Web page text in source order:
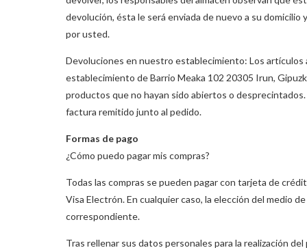
devolución, ésta le será enviada de nuevo a su
por usted.
Devoluciones en nuestro establecimiento: Los
establecimiento de Barrio Meaka 102 20305 Irun,
productos que no hayan sido abiertos o
factura remitido junto al pedido.
Formas de pago
¿Cómo puedo pagar mis compras?
Todas las compras se pueden pagar con tarjeta de
Visa Electrón. En cualquier caso, la elección del medio
correspondiente.
Tras rellenar sus datos personales para la realización